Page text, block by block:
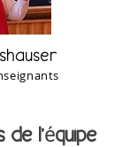
de l'équipe